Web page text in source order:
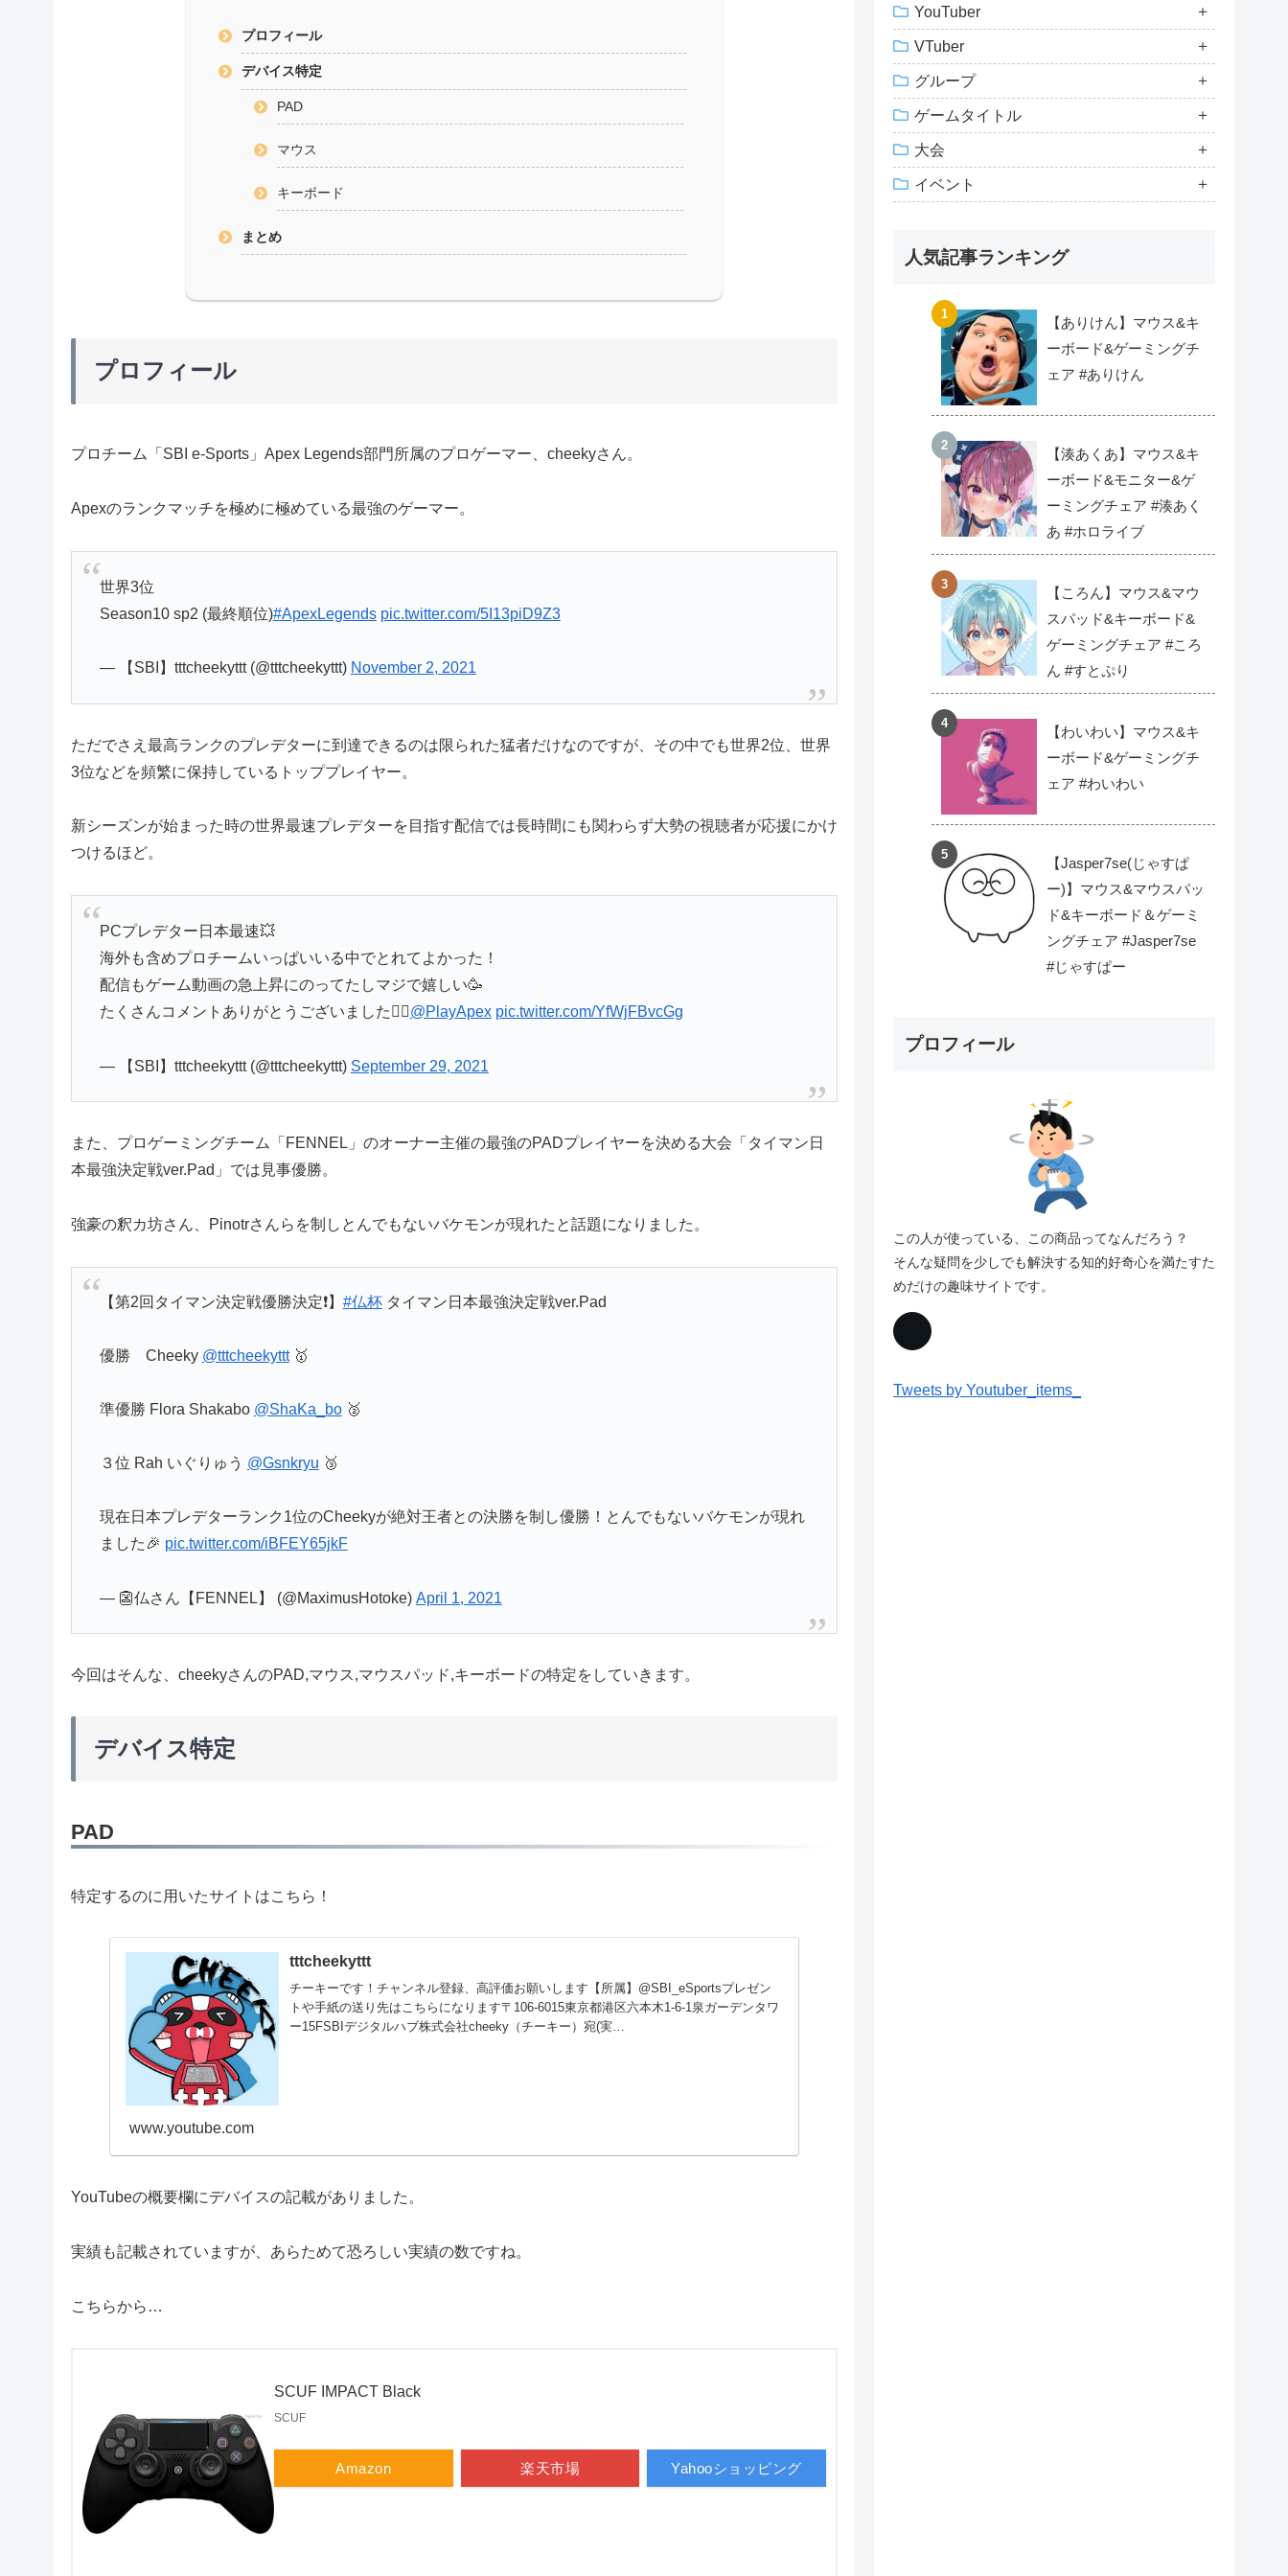
プロフィール
デバイス特定
PAD
マウス
キーボード
まとめ
プロフィール
プロチーム「SBI e-Sports」Apex Legends部門所属のプロゲーマー、cheekyさん。
Apexのランクマッチを極めに極めている最強のゲーマー。
世界3位
Season10 sp2 (最終順位)#ApexLegends pic.twitter.com/5I13piD9Z3
— 【SBI】tttcheekyttt (@tttcheekyttt) November 2, 2021
ただでさえ最高ランクのプレデターに到達できるのは限られた猛者だけなのですが、その中でも世界2位、世界
3位などを頻繁に保持しているトッププレイヤー。
新シーズンが始まった時の世界最速プレデターを目指す配信では長時間にも関わらず大勢の視聴者が応援にかけ
つけるほど。
PCプレデター日本最速💥
海外も含めプロチームいっぱいいる中でとれてよかった！
配信もゲーム動画の急上昇にのってたしマジで嬉しい🥳
たくさんコメントありがとうございました🙇‍♂️@PlayApex pic.twitter.com/YfWjFBvcGg
— 【SBI】tttcheekyttt (@tttcheekyttt) September 29, 2021
また、プロゲーミングチーム「FENNEL」のオーナー主催の最強のPADプレイヤーを決める大会「タイマン日
本最強決定戦ver.Pad」では見事優勝。
強豪の釈カ坊さん、Pinotrさんらを制しとんでもないバケモンが現れたと話題になりました。
【第2回タイマン決定戦優勝決定❗️】 #仏杯タイマン日本最強決定戦ver.Pad
優勝 Cheeky @tttcheekyttt🥇
準優勝 Flora Shakabo @ShaKa_bo🥈
３位 Rah いぐりゅう @Gsnkryu 🥉
現在日本プレデターランク1位のCheekyが絶対王者との決勝を制し優勝！とんでもないバケモンが現れ
ました🎉 pic.twitter.com/iBFEY65jkF
— 👺仏さん【FENNEL】 (@MaximusHotoke) April 1, 2021
今回はそんな、cheekyさんのPAD,マウス,マウスパッド,キーボードの特定をしていきます。
デバイス特定
PAD
特定するのに用いたサイトはこちら！
tttcheekyttt
チーキーです！チャンネル登録、高評価お願いします【所属】@SBI_eSportsプレゼン
トや手紙の送り先はこちらになります〒106-6015東京都港区六本木1-6-1泉ガーデンタワ
ー15FSBIデジタルハブ株式会社cheeky（チーキー）宛(実
www.youtube.com
YouTubeの概要欄にデバイスの記載がありました。
実績も記載されていますが、あらためて恐ろしい実績の数ですね。
こちらから…
SCUF IMPACT Black
SCUF
Amazon 楽天市場 Yahooショッピング
YouTuber
VTuber
グループ
ゲームタイトル
大会
イベント
人気記事ランキング
【ありけん】マウス&キ
ーボード&ゲーミングチ
ェア #ありけん
【湊あくあ】マウス&キ
ーボード&モニター&ゲ
ーミングチェア #湊あく
あ #ホロライブ
【ころん】マウス&マウ
スパッド&キーボード&
ゲーミングチェア #ころ
ん #すとぷり
【わいわい】マウス&キ
ーボード&ゲーミングチ
ェア #わいわい
【Jasper7se(じゃすぱ
ー)】マウス&マウスパッ
ド&キーボード＆ゲーミ
ングチェア #Jasper7se
#じゃすぱー
プロフィール
この人が使っている、この商品ってなんだろう？
そんな疑問を少しでも解決する知的好奇心を満たすた
めだけの趣味サイトです。
Tweets by Youtuber_items_